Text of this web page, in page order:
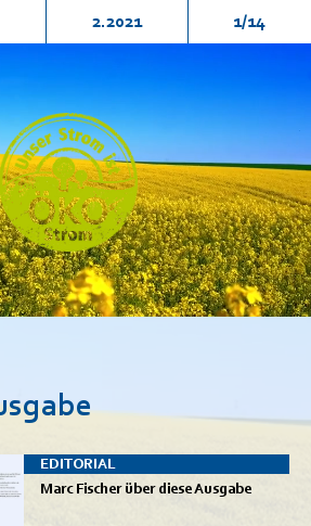
2.2021 1/14
EDITORIAL
Marc Fischer über diese Ausgabe